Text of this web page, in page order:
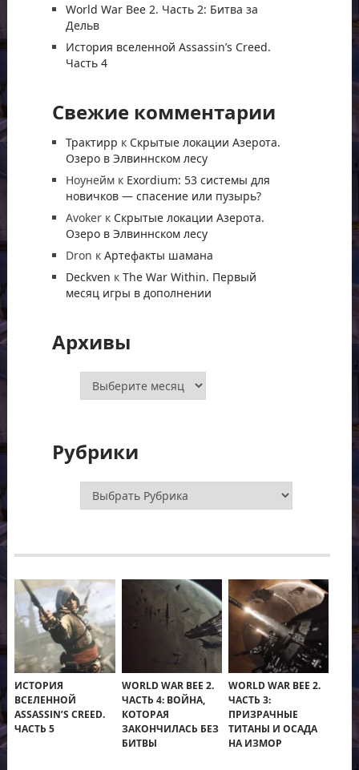
World War Bee 2. Часть 2: Битва за
Дельв
История вселенной Assassin’s Creed.
Часть 4
Свежие комментарии
Трактирр к Скрытые локации Азерота.
Озеро в Элвиннском лесу
Ноунейм к Exordium: 53 системы для
новичков — спасение или пузырь?
Avoker к Скрытые локации Азерота.
Озеро в Элвиннском лесу
Dron кАртефакты шамана
Deckven кThe War Within. Первый
месяц игры в дополнении
Архивы
Архивы
Рубрики
Рубрики
ИСТОРИЯ
ВСЕЛЕННОЙ
ASSASSIN’S CREED.
ЧАСТЬ 5
WORLD WAR BEE 2.
ЧАСТЬ 4: ВОЙНА,
КОТОРАЯ
ЗАКОНЧИЛАСЬ БЕЗ
БИТВЫ
WORLD WAR BEE 2.
ЧАСТЬ 3:
ПРИЗРАЧНЫЕ
ТИТАНЫ И ОСАДА
НА ИЗМОР